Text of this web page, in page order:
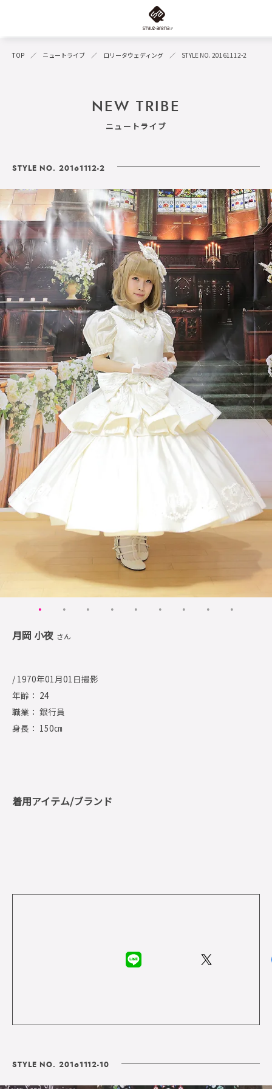
TOP ニュートライブ ロリータウェディング STYLE NO. 20161112-2
NEW TRIBE
ニュートライブ
STYLE NO. 20161112-2
月岡 小夜 さん
/ 1970年01月01日撮影
年齢： 24
職業： 銀行員
身長： 150㎝
着用アイテム/ブランド
STYLE NO. 20161112-10